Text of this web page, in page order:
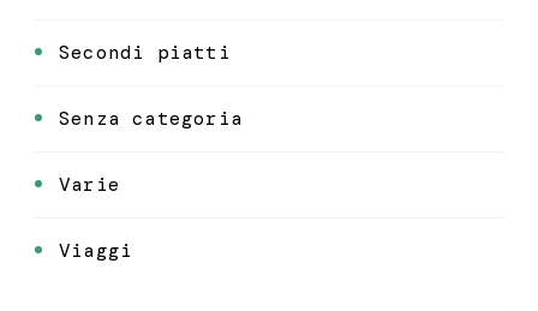
Secondi piatti
Senza categoria
Varie
Viaggi